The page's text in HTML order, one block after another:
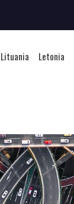
Lituania Letonia